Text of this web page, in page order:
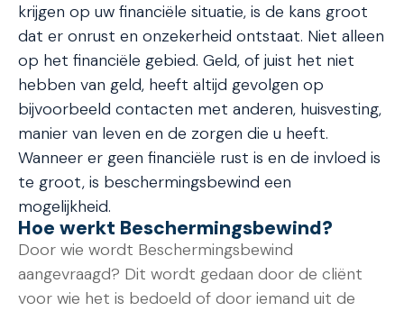
krijgen op uw financiële situatie, is de kans groot
dat er onrust en onzekerheid ontstaat. Niet alleen
op het financiële gebied. Geld, of juist het niet
hebben van geld, heeft altijd gevolgen op
bijvoorbeeld contacten met anderen, huisvesting,
manier van leven en de zorgen die u heeft.
Wanneer er geen financiële rust is en de invloed is
te groot, is beschermingsbewind een
mogelijkheid.
Hoe werkt Beschermingsbewind?
Door wie wordt Beschermingsbewind
aangevraagd? Dit wordt gedaan door de cliënt
voor wie het is bedoeld of door iemand uit de